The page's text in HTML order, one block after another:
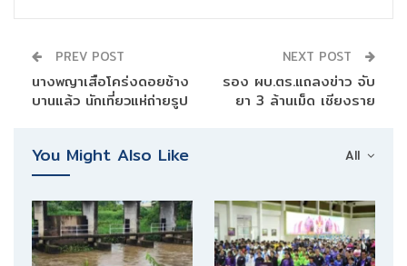
PREV POST
นางพญาเสือโคร่งดอยช้าง
บานแล้ว นักเที่ยวแห่ถ่ายรูป
NEXT POST
รอง ผบ.ตร.แถลงข่าว จับ
ยา 3 ล้านเม็ด เชียงราย
All
You Might Also Like